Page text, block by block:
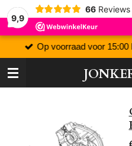
9,9
66 Reviews
Op voorraad voor 15:00